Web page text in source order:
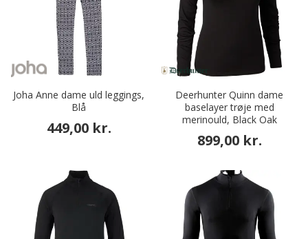
Joha Anne dame uld leggings,
Blå
449,00 kr.
Deerhunter Quinn dame
baselayer trøje med
merinould, Black Oak
899,00 kr.